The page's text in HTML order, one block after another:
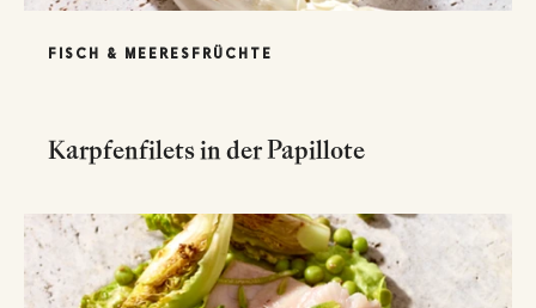
FISCH & MEERESFRÜCHTE
Karpfenfilets in der Papillote